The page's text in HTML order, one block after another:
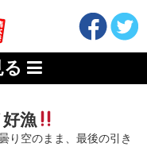
漁
り空のまま、最後の引き